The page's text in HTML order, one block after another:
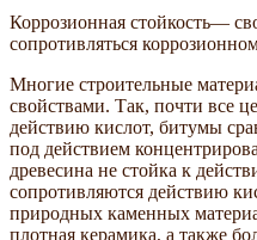
Коррозионная стойкость—
сопротивляться
Многие строительные
свойствами. Так, почти все
действию кислот, битумы
под действием
древесина не стойка к
сопротивляются действию
природных каменных
плотная керамика, а также